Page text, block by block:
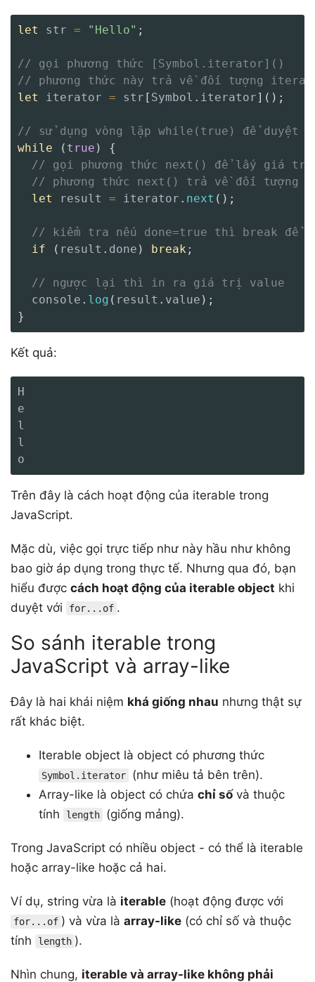
let str = "Hello" ;
// gọi phương thức [Symbol.iterator]()
// phương thức này trả về đối tượng
let
iterator = str [ Symbol . iterator] ( ) ;
// sử dụng vòng lặp while(true) để duyệt
while
( true )
{
// gọi phương thức next() để lấy giá
// phương thức next() trả về đối tượng
let
result = iterator . next ( ) ;
// kiểm tra nếu done=true thì break để
if
( result . done ) break ;
// ngược lại thì in ra giá trị value
  console
. log ( result . value ) ;
}
Kết quả:
H
e
l
l
o
Trên đây là cách hoạt động của iterable trong
JavaScript.
Mặc dù, việc gọi trực tiếp như này hầu như không
bao giờ áp dụng trong thực tế. Nhưng qua đó, bạn
hiểu được cách hoạt động của iterable object khi
duyệt với
for...of .
So sánh iterable trong
JavaScript và array-like
Đây là hai khái niệm khá giống nhau nhưng thật sự
rất khác biệt.
Iterable object là object có phương thức
Symbol.iterator
(như miêu tả bên trên).
Array-like là object có chứa chỉ sốvà thuộc
tính
length (giống mảng).
Trong JavaScript có nhiều object - có thể là iterable
hoặc array-like hoặc cả hai.
Ví dụ, string vừa là iterable (hoạt động được với
for...of ) và vừa là array-like (có chỉ số và thuộc
tính
length ).
Nhìn chung, iterable và array-like không phải